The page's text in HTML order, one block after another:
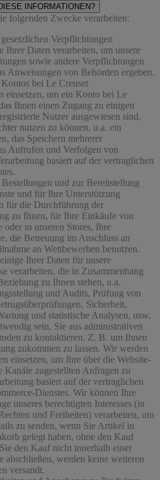
INFORMATIONEN?
folgenden Zwecke verarbeiten:
Verpflichtungen
Ihrer Daten verarbeiten, um unsere
sowie andere Verpflichtungen
Anweisungen von Behörden ergeben.
bei Le Creuset
einsetzen, um ein Konto bei Le
Ihnen einen Zugang zu einigen
Nutzer ausgewiesen sind,
nutzen zu können, u.a. ein
das Speichern mehrerer
Aufrufen und Verfolgen von
basiert auf der vertraglichen
und zur Bereitstellung
und für Ihre Unterstützung
für die Durchführung der
zu Ihnen, für Ihre Einkäufe von
oder in unseren Stores, Ihre
die Betreuung im Anschluss an
an Wettbewerben benutzen.
Ihrer Daten für unsere
verarbeiten, die in Zusammenhang
zu Ihnen stehen, u.a.
und Audits, Prüfung von
Sicherheit,
und statistische Analysen, usw.
sein, Sie aus administrativen
zu kontaktieren. Z. B. um Ihnen
zukommen zu lassen. Wir werden
einsetzen, um Ihre über die Website-
Kanäle zugestellten Anfragen zu
basiert auf der vertraglichen
Dienstes. Wir können Ihre
unseres berechtigten Interesses (in
und Freiheiten) verarbeiten, um
zu senden, wenn Sie Artikel in
gelegt haben, ohne den Kauf
den Kauf nicht innerhalb einer
abschließen, werden keine weiteren
versandt.